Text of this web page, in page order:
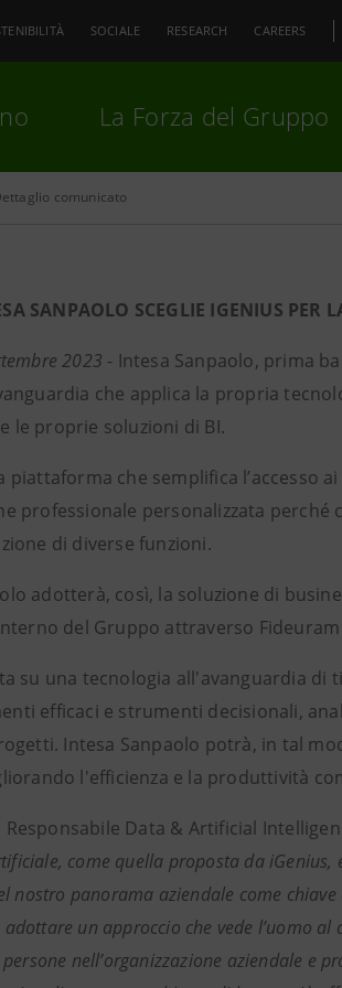
SOCIALE RESEARCH CAREERS
La Forza del Gruppo
comunicato
SANPAOLO SCEGLIE IGENIUS PER
2023 - Intesa Sanpaolo, prima
che applica la propria
le proprie soluzioni di BI.
piattaforma che semplifica l’accesso
professionale personalizzata perché
di diverse funzioni.
adotterà, così, la soluzione di
del Gruppo attraverso
su una tecnologia all'avanguardia
efficaci e strumenti decisionali,
Intesa Sanpaolo potrà, in tal
l'efficienza e la produttività
Responsabile Data & Artificial
come quella proposta da
nostro panorama aziendale come
un approccio che vede l’uomo
persone nell’organizzazione aziendale e